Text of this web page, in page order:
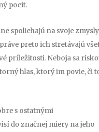
pocit.
spoliehajú na svoje
preto ich stretávajú
príležitosti. Neboja sa
hlas, ktorý im povie, či
s ostatnými
do značnej miery na jeho